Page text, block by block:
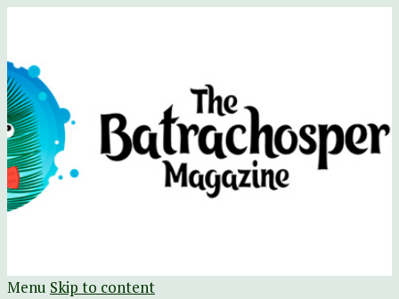
The Batrachospermum Magazine
Батрахоспермум (официальный сайт)
Menu Skip to content